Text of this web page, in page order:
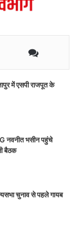
में एसपी राजपूत के
नवनीत भसीन पहुंचे
बैठक
चुनाव से पहले गायब